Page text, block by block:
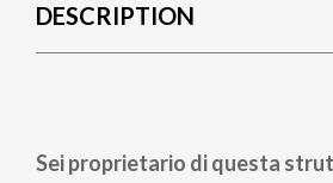
DESCRIPTION
Sei proprietario di questa